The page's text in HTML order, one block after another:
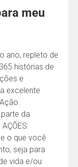
meu
ano, repleto de
histórias de
e
excelente
parte da
o que você
seja para
vida e/ou